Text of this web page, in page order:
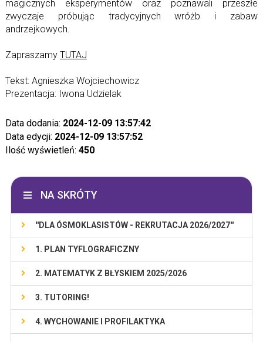
magicznych eksperymentów oraz poznawali przeszłe
zwyczaje próbując tradycyjnych wróżb i zabaw
andrzejkowych.
Zapraszamy TUTAJ
Tekst: Agnieszka Wojciechowicz
Prezentacja: Iwona Udzielak
Data dodania: 2024-12-09 13:57:42
Data edycji: 2024-12-09 13:57:52
Ilość wyświetleń: 450
NA SKRÓTY
''DLA ÓSMOKLASISTÓW - REKRUTACJA 2026/2027''
1. PLAN TYFLOGRAFICZNY
2. MATEMATYK Z BŁYSKIEM 2025/2026
3. TUTORING!
4. WYCHOWANIE I PROFILAKTYKA